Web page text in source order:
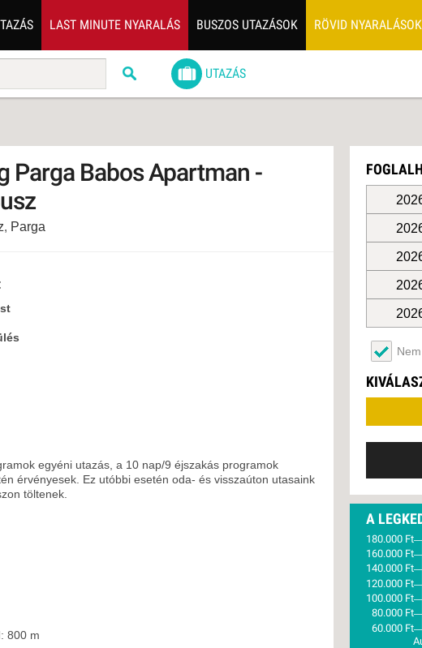
BUSZOS UTAZÁSOK
KÖRUTAZÁS
BUDAVÁR TOURS
LAST MINUTE NYARALÁS BUSZOS UTAZÁSOK RÖVID NYARALÁSOK
UTAZÁS
Parga Babos Apartman -
, Parga
A
egyéni utazás, a 10 nap/9 éjszakás programok
érvényesek. Ez utóbbi esetén oda- és visszaúton utasaink
töltenek.
800 m